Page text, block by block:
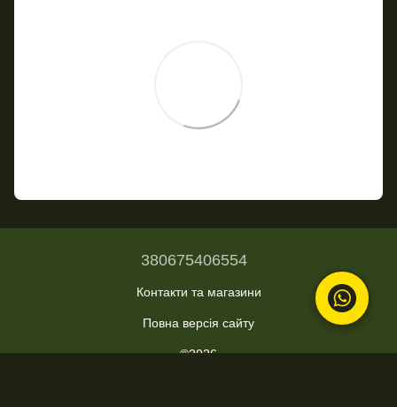
380675406554
Контакти та магазини
Повна версія сайту
©2026